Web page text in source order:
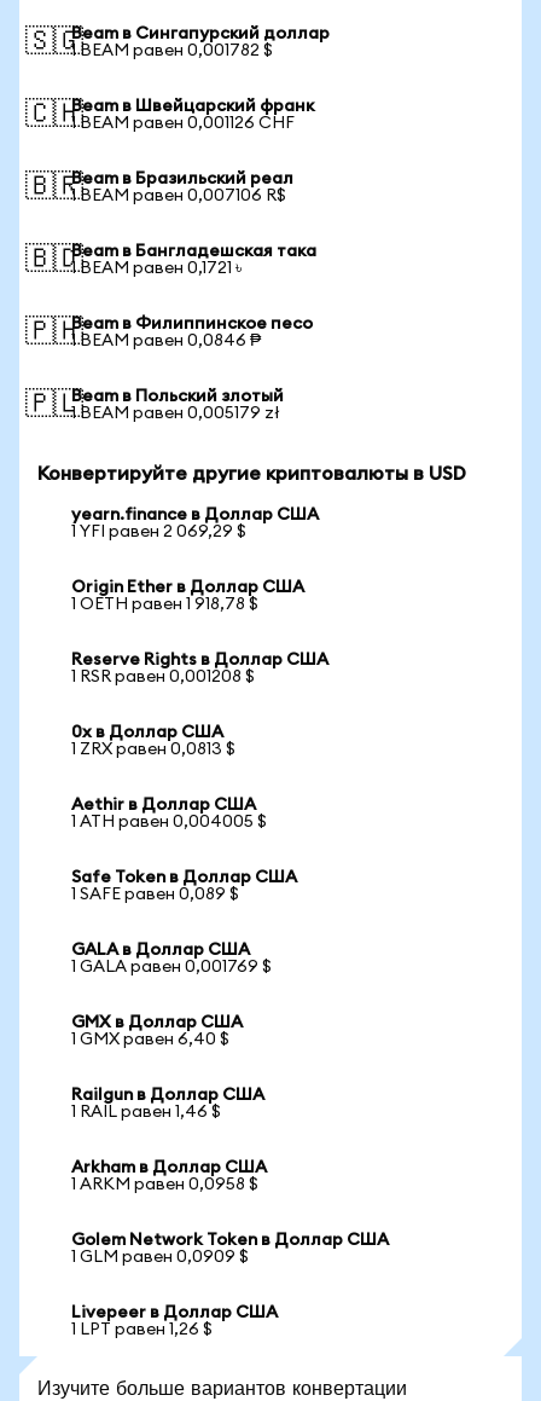
🇸🇬Beam в Сингапурский доллар
1 BEAM равен 0,001782 $
🇨🇭Beam в Швейцарский франк
1 BEAM равен 0,001126 CHF
🇧🇷Beam в Бразильский реал
1 BEAM равен 0,007106 R$
🇧🇩Beam в Бангладешская така
1 BEAM равен 0,1721 ৳
🇵🇭Beam в Филиппинское песо
1 BEAM равен 0,0846 ₱
🇵🇱Beam в Польский злотый
1 BEAM равен 0,005179 zł
Конвертируйте другие криптовалюты в USD
yearn.finance в Доллар США
1 YFI равен 2 069,29 $
Origin Ether в Доллар США
1 OETH равен 1 918,78 $
Reserve Rights в Доллар США
1 RSR равен 0,001208 $
0x в Доллар США
1 ZRX равен 0,0813 $
Aethir в Доллар США
1 ATH равен 0,004005 $
Safe Token в Доллар США
1 SAFE равен 0,089 $
GALA в Доллар США
1 GALA равен 0,001769 $
GMX в Доллар США
1 GMX равен 6,40 $
Railgun в Доллар США
1 RAIL равен 1,46 $
Arkham в Доллар США
1 ARKM равен 0,0958 $
Golem Network Token в Доллар США
1 GLM равен 0,0909 $
Livepeer в Доллар США
1 LPT равен 1,26 $
Изучите больше вариантов конвертации